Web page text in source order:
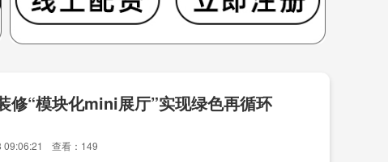
修“模块化mini展厅”实现绿色再循环
09:06:21 查看：149